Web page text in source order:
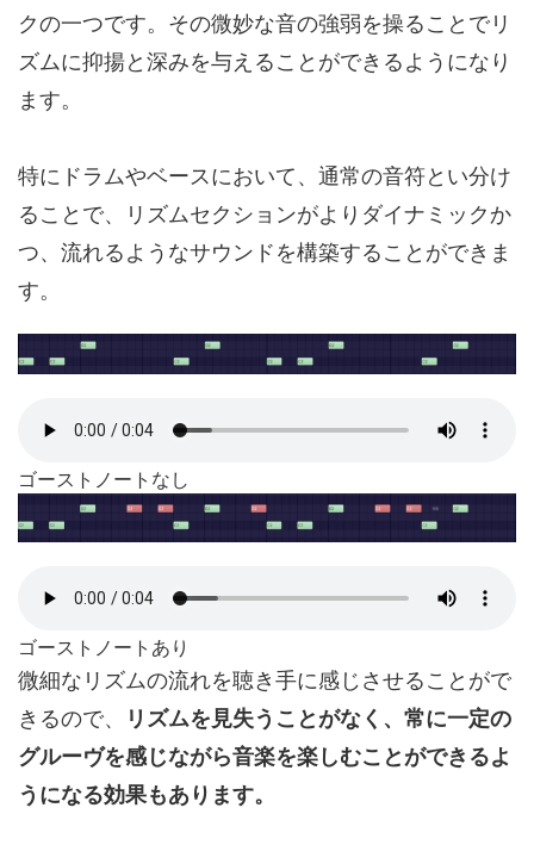
クの一つです。その微妙な音の強弱を操ることでリ
ズムに抑揚と深みを与えることができるようになり
ます。
特にドラムやベースにおいて、通常の音符とい分け
ることで、リズムセクションがよりダイナミックか
つ、流れるようなサウンドを構築することができま
す。
ゴーストノートなし
ゴーストノートあり
微細なリズムの流れを聴き手に感じさせることがで
きるので、
リズムを見失うことがなく、常に一定の
グルーヴを感じながら音楽を楽しむことができるよ
うになる効果もあります。